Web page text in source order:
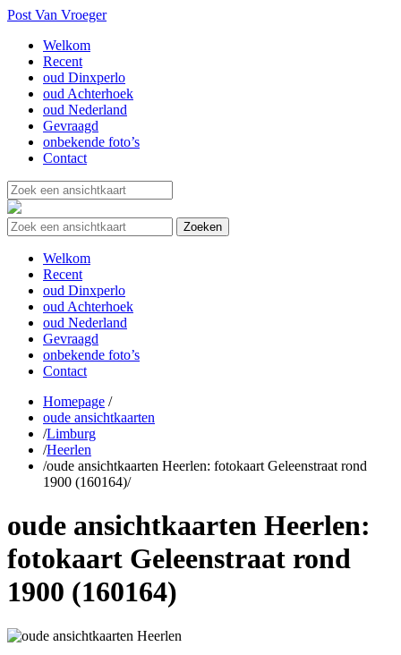
Post Van Vroeger
Welkom
Recent
oud Dinxperlo
oud Achterhoek
oud Nederland
Gevraagd
onbekende foto’s
Contact
Welkom
Recent
oud Dinxperlo
oud Achterhoek
oud Nederland
Gevraagd
onbekende foto’s
Contact
Homepage /
oude ansichtkaarten
/Limburg
/Heerlen
/oude ansichtkaarten Heerlen: fotokaart Geleenstraat rond
1900 (160164)/
oude ansichtkaarten Heerlen:
fotokaart Geleenstraat rond
1900 (160164)